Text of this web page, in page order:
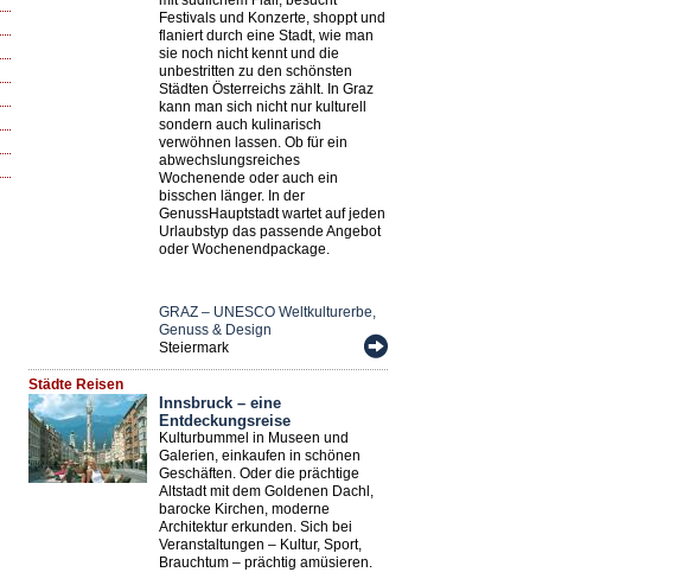
Festivals und Konzerte, shoppt und
flaniert durch eine Stadt, wie man
sie noch nicht kennt und die
unbestritten zu den schönsten
Städten Österreichs zählt. In Graz
kann man sich nicht nur kulturell
sondern auch kulinarisch
verwöhnen lassen. Ob für ein
abwechslungsreiches
Wochenende oder auch ein
bisschen länger. In der
GenussHauptstadt wartet auf jeden
Urlaubstyp das passende Angebot
oder Wochenendpackage.
GRAZ – UNESCO Weltkulturerbe,
Genuss & Design
Steiermark
Städte Reisen
Innsbruck – eine
Entdeckungsreise
Kulturbummel in Museen und
Galerien, einkaufen in schönen
Geschäften. Oder die prächtige
Altstadt mit dem Goldenen Dachl,
barocke Kirchen, moderne
Architektur erkunden. Sich bei
Veranstaltungen – Kultur, Sport,
Brauchtum – prächtig amüsieren.